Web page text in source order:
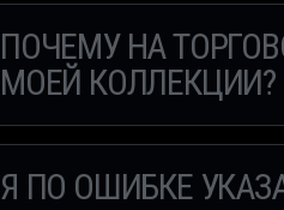
ПОЧЕМУ НА
МОЕЙ КОЛЛЕКЦИИ?
Я ПО ОШИБКЕ